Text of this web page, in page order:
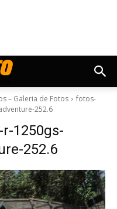
– Galeria de Fotos
fotos-
252.6
1250gs-
252.6